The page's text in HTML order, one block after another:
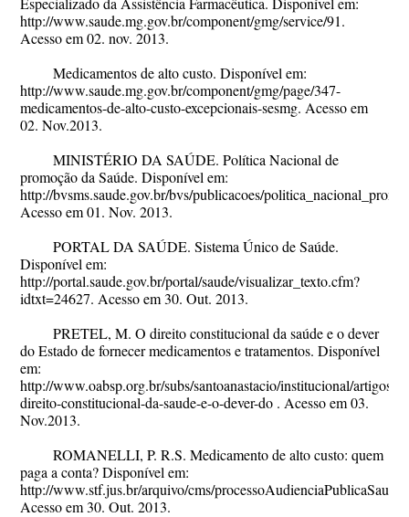
http://www.saude.mg.gov.br/component/gmg/service/91.
Acesso em 02. nov. 2013.
Medicamentos de alto custo. Disponível em:
http://www.saude.mg.gov.br/component/gmg/page/347-
medicamentos-de-alto-custo-excepcionais-sesmg. Acesso em
02. Nov.2013.
MINISTÉRIO DA SAÚDE. Política Nacional de
promoção da Saúde. Disponível em:
http://bvsms.saude.gov.br/bvs/publicacoes/
Acesso em 01. Nov. 2013.
PORTAL DA SAÚDE. Sistema Único de Saúde.
Disponível em:
http://portal.saude.gov.br/portal/saude/visualizar_texto.cfm?
idtxt=24627. Acesso em 30. Out. 2013.
PRETEL, M. O direito constitucional da saúde e o dever
do Estado de fornecer medicamentos e tratamentos. Disponível
em:
http://www.oabsp.org.br/subs/santoanastacio/institucional/artigos/
direito-constitucional-da-saude-e-o-dever-do . Acesso em 03.
Nov.2013.
ROMANELLI, P. R.S. Medicamento de alto custo: quem
paga a conta? Disponível em:
http://www.stf.jus.br/arquivo/cms/
Acesso em 30. Out. 2013.